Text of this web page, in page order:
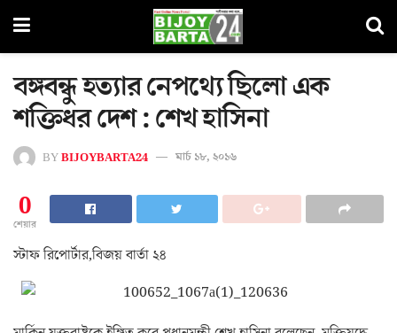
বঙ্গবন্ধু হত্যার নেপথ্যে ছিলো এক
শক্তিধর দেশ : শেখ হাসিনা
BYBIJOYBARTA24 মার্চ ১৮, ২০১৬
0
শেয়ার
স্টাফ রিপোর্টার,বিজয় বার্তা ২৪